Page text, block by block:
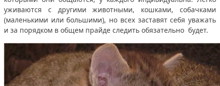
уживаются с другими животными, кошками, собачками
(маленькими или большими), но всех заставят себя уважать
и за порядком в общем прайде следить обязательно будет.